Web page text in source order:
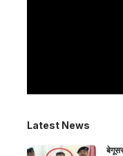
Latest News